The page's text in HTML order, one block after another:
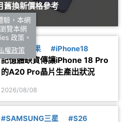
舊換新價格參考
#Apple蘋果 #iPhone18
記憶體缺貨傳讓iPhone 18 Pro
的A20 Pro晶片生產出狀況
2026/08/08
#SAMSUNG三星 #S26
驗，本網
覽本網
政策。
權政策